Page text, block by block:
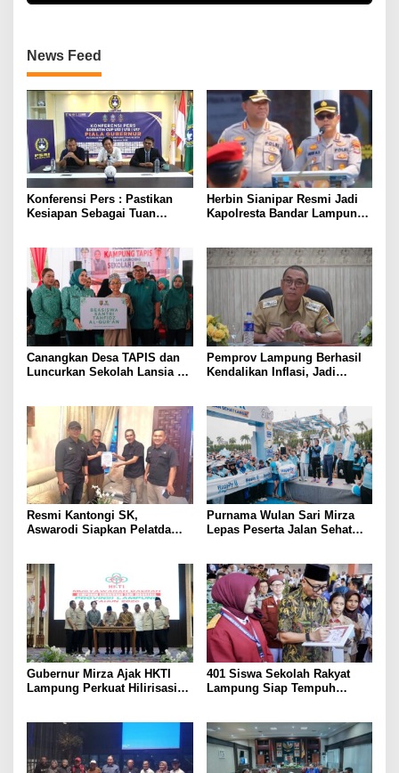
News Feed
Konferensi Pers : Pastikan
Kesiapan Sebagai Tuan
Soeratin Cup Piala Gubernur
Lampung
Herbin Sianipar Resmi Jadi
Kapolresta Bandar Lampung,
Canangkan Desa TAPIS dan
Luncurkan Sekolah Lansia di
Pembangunan SDM Dimulai
dari Desa
Pemprov Lampung Berhasil
Kendalikan Inflasi, Jadi
Resmi Kantongi SK,
Aswarodi Siapkan Pelatda
Purnama Wulan Sari Mirza
Lepas Peserta Jalan Sehat
Gubernur Mirza Ajak HKTI
Lampung Perkuat Hilirisasi
401 Siswa Sekolah Rakyat
Lampung Siap Tempuh
Emas